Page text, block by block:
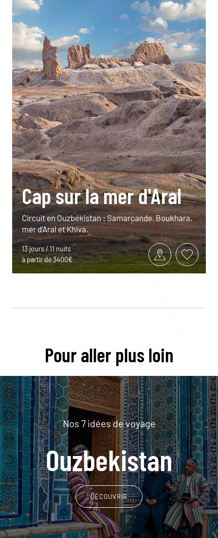
Cap sur la mer d'Aral
Circuit en Ouzbékistan : Samarcande, Boukhara,
mer d’Aral et Khiva.
13 jours / 11 nuits
à partir de 3400€
Pour aller plus loin
Nos 7 idées de voyage
Ouzbekistan
DÉCOUVRIR